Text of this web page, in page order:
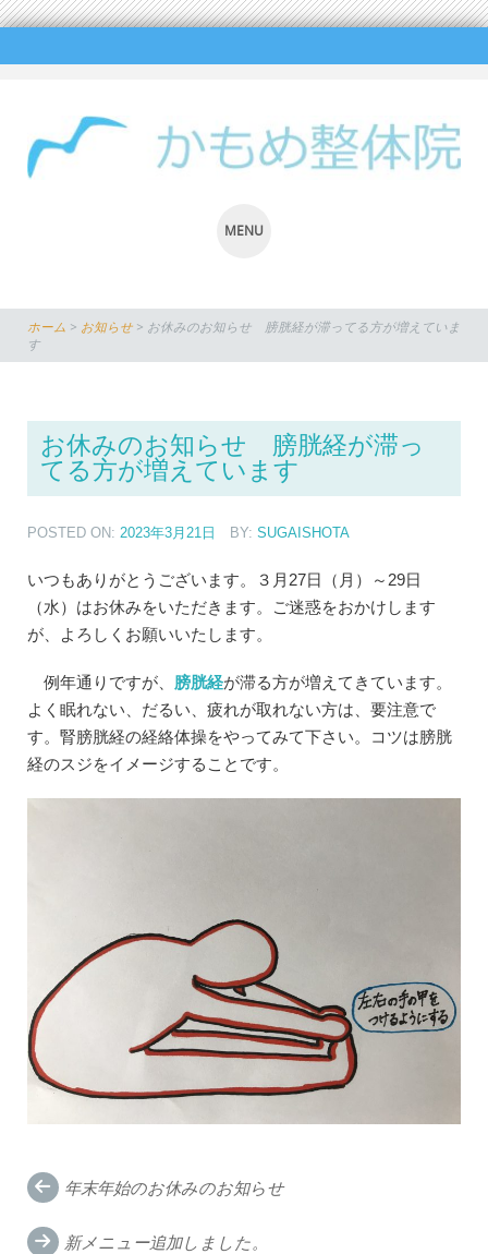
MENU
TO
CONTENT
ホーム > お知らせ > お休みのお知らせ 膀胱経が滞ってる方が増えていま
す
お休みのお知らせ 膀胱経が滞っ
てる方が増えています
POSTED ON: 2023年3月21日 BY:SUGAISHOTA
いつもありがとうございます。３月27日（月）～29日
（水）はお休みをいただきます。ご迷惑をおかけします
が、よろしくお願いいたします。
例年通りですが、 膀胱経が滞る方が増えてきています。
よく眠れない、だるい、疲れが取れない方は、要注意で
す。腎膀胱経の経絡体操をやってみて下さい。コツは膀胱
経のスジをイメージすることです。
Post
navigation
年末年始のお休みのお知らせ
新メニュー追加しました。